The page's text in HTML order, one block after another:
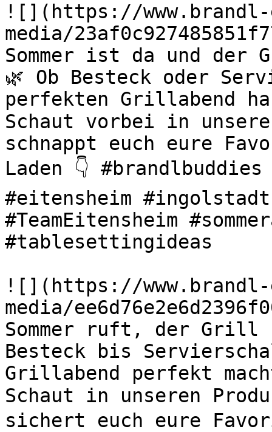
![](https://
media/
Sommer ist da und
🌿 Ob Besteck oder
perfekten Grillabend
Schaut vorbei in
schnappt euch eure
Laden 👇
#eitensheim
#TeamEitensheim
#tablesettingideas
![](https://
media/
Sommer ruft, der Grill
Besteck bis
Grillabend perfekt
Schaut in unseren
sichert euch eure